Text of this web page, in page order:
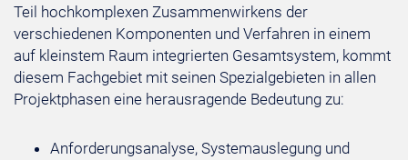
Teil hochkomplexen Zusammenwirkens der
verschiedenen Komponenten und Verfahren in einem
auf kleinstem Raum integrierten Gesamtsystem, kommt
diesem Fachgebiet mit seinen Spezialgebieten in allen
Projektphasen eine herausragende Bedeutung zu:
Anforderungsanalyse, Systemauslegung und